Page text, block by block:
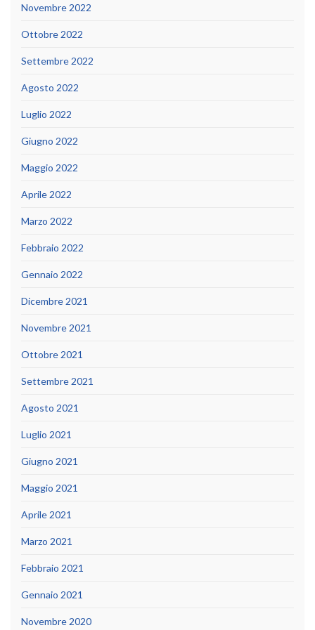
Novembre 2022
Ottobre 2022
Settembre 2022
Agosto 2022
Luglio 2022
Giugno 2022
Maggio 2022
Aprile 2022
Marzo 2022
Febbraio 2022
Gennaio 2022
Dicembre 2021
Novembre 2021
Ottobre 2021
Settembre 2021
Agosto 2021
Luglio 2021
Giugno 2021
Maggio 2021
Aprile 2021
Marzo 2021
Febbraio 2021
Gennaio 2021
Novembre 2020